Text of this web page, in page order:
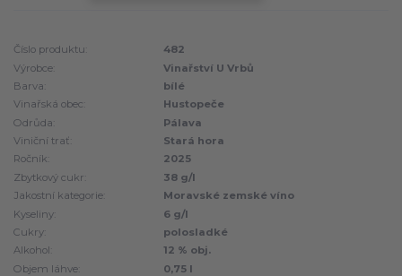
Číslo produktu:
482
Výrobce:
Vinařství U Vrbů
Barva:
bílé
Vinařská obec:
Hustopeče
Odrůda:
Pálava
Viniční trať:
Stará hora
Ročník:
2025
Zbytkový cukr:
38 g/l
Jakostní kategorie:
Moravské zemské víno
Kyseliny:
6 g/l
Cukry:
polosladké
Alkohol:
12 % obj.
Objem láhve:
0,75 l